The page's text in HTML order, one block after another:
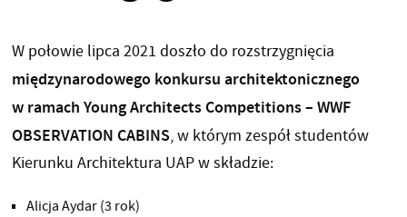
W połowie lipca 2021 doszło do rozstrzygnięcia
międzynarodowego konkursu architektonicznego
w ramach Young Architects Competitions – WWF
OBSERVATION CABINS, w którym zespół studentów
Kierunku Architektura UAP w składzie:
Alicja Aydar (3 rok)